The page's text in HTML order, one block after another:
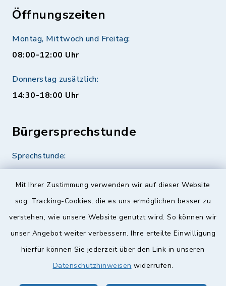
Mit Ihrer Zustimmung verwenden wir auf dieser Website
sog. Tracking-Cookies, die es uns ermöglichen besser zu
verstehen, wie unsere Website genutzt wird. So können wir
unser Angebot weiter verbessern. Ihre erteilte Einwilligung
hierfür können Sie jederzeit über den Link in unseren
Datenschutzhinweisen widerrufen.
Öffnungszeiten
Montag, Mittwoch und Freitag:
08:00-12:00 Uhr
Donnerstag zusätzlich:
14:30-18:00 Uhr
Bürgersprechstunde
Sprechstunde:
Diese findet nach Vereinbarung statt.
Weitere Informationen finden Sie hier.
Quicklinks
Landkreis Lichtenfels